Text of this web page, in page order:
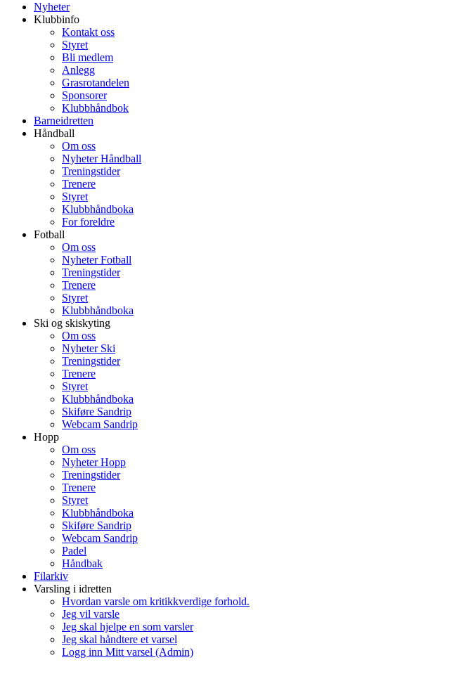
Nyheter
Klubbinfo
Kontakt oss
Styret
Bli medlem
Anlegg
Grasrotandelen
Sponsorer
Klubbhåndbok
Barneidretten
Håndball
Om oss
Nyheter Håndball
Treningstider
Trenere
Styret
Klubbhåndboka
For foreldre
Fotball
Om oss
Nyheter Fotball
Treningstider
Trenere
Styret
Klubbhåndboka
Ski og skiskyting
Om oss
Nyheter Ski
Treningstider
Trenere
Styret
Klubbhåndboka
Skiføre Sandrip
Webcam Sandrip
Hopp
Om oss
Nyheter Hopp
Treningstider
Trenere
Styret
Klubbhåndboka
Skiføre Sandrip
Webcam Sandrip
Padel
Håndbak
Filarkiv
Varsling i idretten
Hvordan varsle om kritikkverdige forhold.
Jeg vil varsle
Jeg skal hjelpe en som varsler
Jeg skal håndtere et varsel
Logg inn Mitt varsel (Admin)